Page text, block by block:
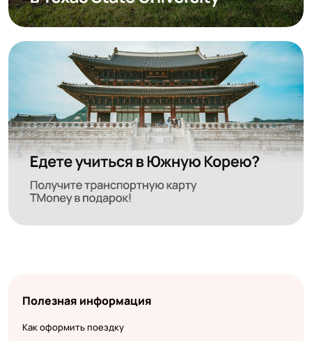
Полезная информация
Как оформить поездку